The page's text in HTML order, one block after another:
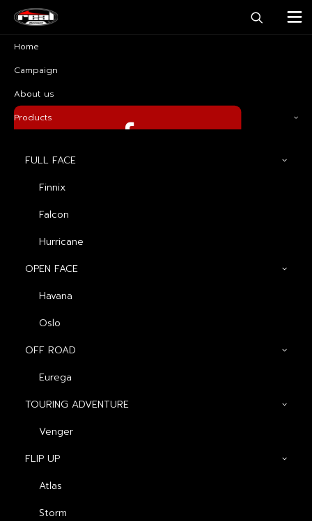
Home
Campaign
About us
Products
FULL FACE
Finnix
Falcon
Hurricane
OPEN FACE
Havana
Oslo
OFF ROAD
Eurega
TOURING ADVENTURE
Venger
FLIP UP
Atlas
Storm
ติดตามข่าวสารบน FACEBOOK
ติดต่อเพื่อเป็นตัวแทนจำหน่าย